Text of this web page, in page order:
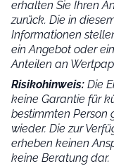
erhalten Sie Ihren
zurück. Die in
Informationen
ein Angebot oder
Anteilen an
Risikohinweis: Die
keine Garantie für
bestimmten Person
wieder. Die zur
erheben keinen
keine Beratung dar.